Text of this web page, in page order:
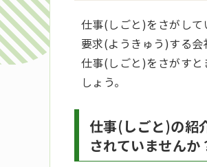
仕事(しごと)をさがして
要求(ようきゅう)する会
仕事(しごと)をさがすと
しょう。
仕事(しごと)の紹
されていませんか